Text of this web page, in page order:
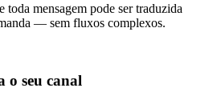
mensagem pode ser traduzida
— sem fluxos complexos.
o seu canal